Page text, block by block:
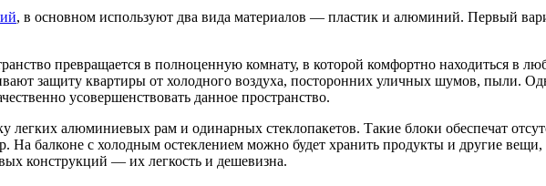
, в основном используют два вида материалов — пластик и алюминий. Первый
превращается в полноценную комнату, в которой комфортно находиться в
защиту квартиры от холодного воздуха, посторонних уличных шумов, пыли.
усовершенствовать данное пространство.
легких алюминиевых рам и одинарных стеклопакетов. Такие блоки обеспечат
На балконе с холодным остеклением можно будет хранить продукты и другие вещи,
конструкций — их легкость и дешевизна.